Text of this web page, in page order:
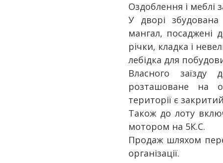
Оздоблення і меблі
У дворі
мангал, посаджені
річки, кладка і
лебідка для
Власного заїзду
розташоване на
території є
Також до лоту
мотором на 5К.С.
Продаж шляхом
організації.